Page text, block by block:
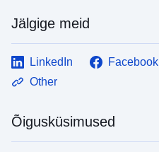
Jälgige meid
LinkedIn Facebook
Other
Õigusküsimused